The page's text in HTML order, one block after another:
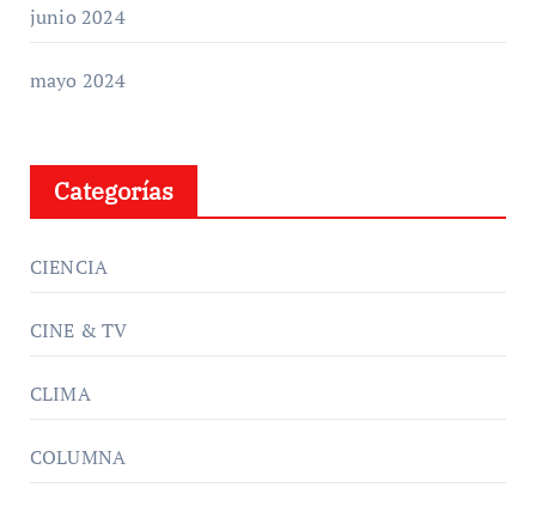
junio 2024
mayo 2024
Categorías
CIENCIA
CINE & TV
CLIMA
COLUMNA